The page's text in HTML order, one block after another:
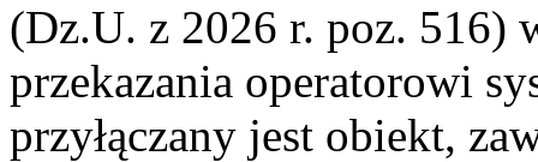
(Dz.U. z 2026 r. poz. 516)
przekazania operatorowi
przyłączany jest obiekt,